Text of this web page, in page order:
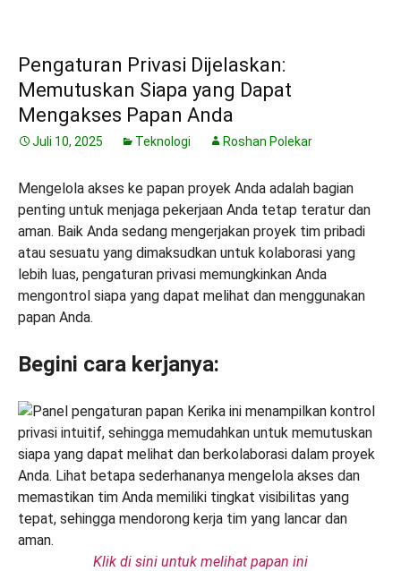
Pengaturan Privasi Dijelaskan:
Memutuskan Siapa yang Dapat
Mengakses Papan Anda
Juli 10, 2025 Teknologi Roshan Polekar
Mengelola akses ke papan proyek Anda adalah bagian
penting untuk menjaga pekerjaan Anda tetap teratur dan
aman. Baik Anda sedang mengerjakan proyek tim pribadi
atau sesuatu yang dimaksudkan untuk kolaborasi yang
lebih luas, pengaturan privasi memungkinkan Anda
mengontrol siapa yang dapat melihat dan menggunakan
papan Anda.
Begini cara kerjanya:
Klik di sini untuk melihat papan ini